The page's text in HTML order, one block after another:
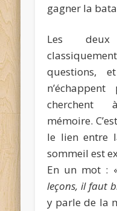
gagner la
Les deux
questions,
cherchent
mémoire.
le lien entre
sommeil est
En un mot :
leçons, il faut
y parle de la